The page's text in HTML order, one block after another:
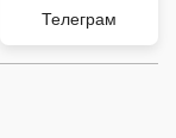
Телеграм